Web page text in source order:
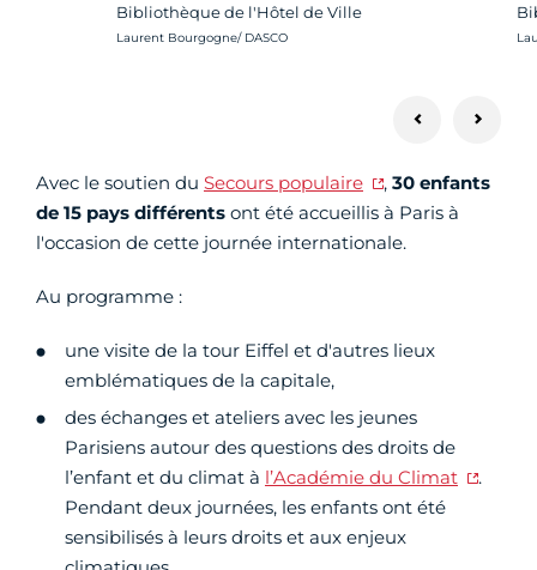
Bibliothèque de l'Hôtel de Ville
Crédit photo :
Laurent Bourgogne/ DASCO
Avec le soutien du Secours populaire , 30 enfants
de 15 pays différents ont été accueillis à Paris à
l'occasion de cette journée internationale.
Au programme :
une visite de la tour Eiffel et d'autres lieux
emblématiques de la capitale,
des échanges et ateliers avec les jeunes
Parisiens autour des questions des droits de
l’enfant et du climat à l’Académie du Climat
.
Pendant deux journées, les enfants ont été
sensibilisés à leurs droits et aux enjeux